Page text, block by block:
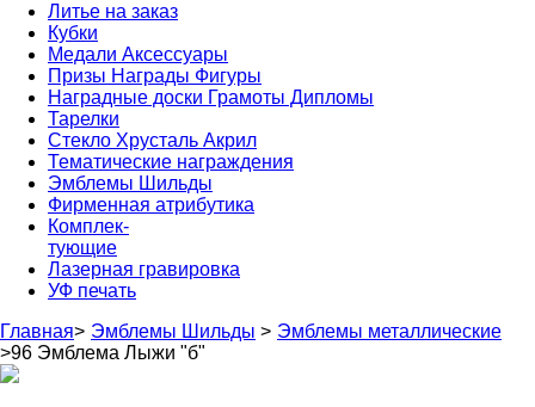
Литье на заказ
Кубки
Медали Аксессуары
Призы Награды Фигуры
Наградные доски Грамоты Дипломы
Тарелки
Стекло Хрусталь Акрил
Тематические награждения
Эмблемы Шильды
Фирменная атрибутика
Комплек-
тующие
Лазерная гравировка
УФ печать
Главная> Эмблемы Шильды > Эмблемы металлические
>96 Эмблема Лыжи "б"